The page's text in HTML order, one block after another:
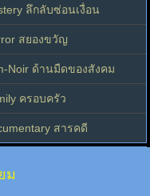
ลึกลับซ่อนเงื่อน
สยองขวัญ
Noir ด้านมืดของสังคม
ครอบครัว
สารคดี
ม